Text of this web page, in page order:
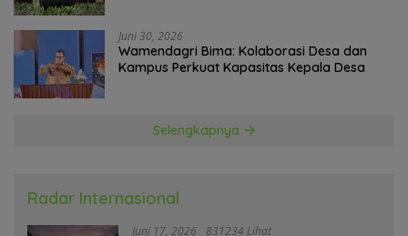
Juni 30, 2026
Wamendagri Bima: Kolaborasi Desa dan
Kampus Perkuat Kapasitas Kepala Desa
Selengkapnya
Radar Internasional
Juni 17, 2026 831234 Lihat